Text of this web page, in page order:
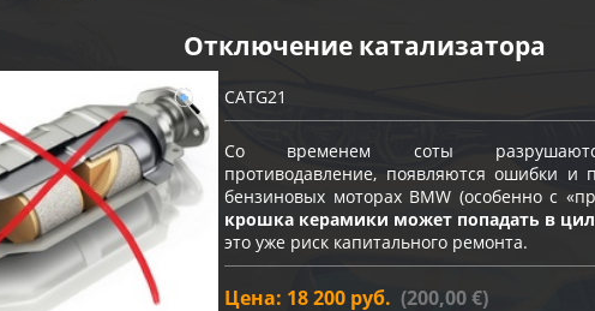
Отключение катализатора
CATG21
Со временем соты разрушаются/
противодавление, появляются ошибки и
бензиновых моторах BMW (особенно с
крошка керамики может попадать в
это уже риск капитального ремонта.
Цена: 18 200 руб. (200,00 €)